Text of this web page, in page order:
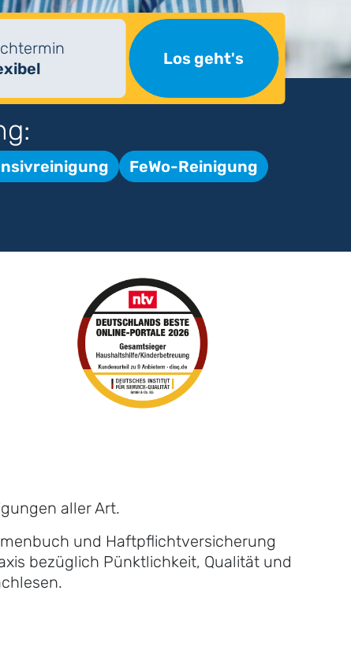
Los geht's
FeWo-Reinigung
aller Art.
und Haftpflichtversicherung
bezüglich Pünktlichkeit, Qualität und